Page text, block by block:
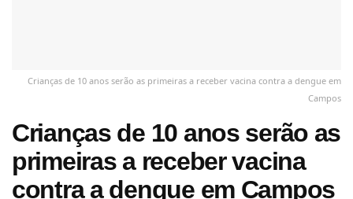
Crianças de 10 anos serão as primeiras a receber vacina contra a dengue em
Campos
Crianças de 10 anos serão as
primeiras a receber vacina
contra a dengue em Campos